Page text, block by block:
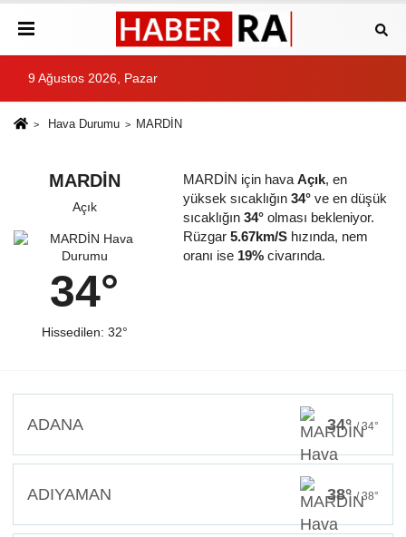
9 Ağustos 2026, Pazar
Hava Durumu MARDİN
MARDİN
Açık
34°
Hissedilen: 32°
MARDİN için havaAçık, en
yüksek sıcaklığın 34°ve en düşük
sıcaklığın 34°olması bekleniyor.
Rüzgar 5.67km/Shızında, nem
oranı ise 19%civarında.
ADANA 34°/ 34°
ADIYAMAN 38°/ 38°